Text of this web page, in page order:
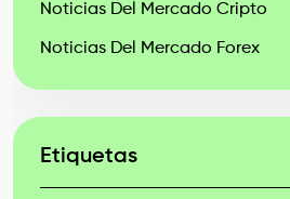
Noticias Del Mercado Cripto
Noticias Del Mercado Forex
Etiquetas